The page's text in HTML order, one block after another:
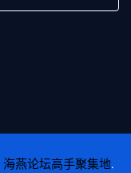
海燕论坛高手聚集地.